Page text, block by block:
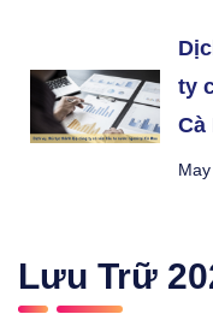
ty
Cà
Lưu Trữ